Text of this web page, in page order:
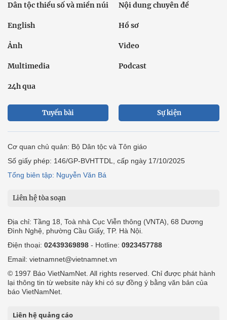
Dân tộc thiểu số và miền núi Nội dung chuyên đề
English Hồ sơ
Ảnh Video
Multimedia Podcast
24h qua
Tuyến bài Sự kiện
Cơ quan chủ quản: Bộ Dân tộc và Tôn giáo
Số giấy phép: 146/GP-BVHTTDL, cấp ngày 17/10/2025
Tổng biên tập: Nguyễn Văn Bá
Liên hệ tòa soạn
Địa chỉ: Tầng 18, Toà nhà Cục Viễn thông (VNTA), 68 Dương
Đình Nghệ, phường Cầu Giấy, TP. Hà Nội.
Điện thoại: 02439369898 - Hotline: 0923457788
Email: vietnamnet@vietnamnet.vn
© 1997 Báo VietNamNet. All rights reserved. Chỉ được phát hành
lại thông tin từ website này khi có sự đồng ý bằng văn bản của
báo VietNamNet.
Liên hệ quảng cáo